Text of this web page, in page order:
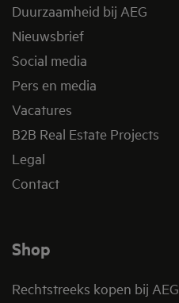
Duurzaamheid bij AEG
Nieuwsbrief
Social media
Pers en media
Vacatures
B2B Real Estate Projects
Legal
Contact
Shop
Rechtstreeks kopen bij AEG